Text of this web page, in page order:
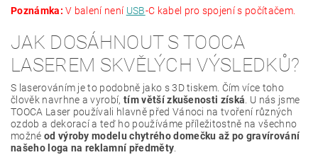
Poznámka: V balení není USB-C kabel pro spojení s počítačem.
JAK DOSÁHNOUT S TOOCA
LASEREM SKVĚLÝCH VÝSLEDKŮ?
S laserováním je to podobně jako s 3D tiskem. Čím více toho
člověk navrhne a vyrobí,tím větší zkušenosti získá . U nás jsme
TOOCA Laser používali hlavně před Vánoci na tvoření různých
ozdob a dekorací a teď ho používáme příležitostně na všechno
možné od výroby modelu chytrého domečku až po gravírování
našeho loga na reklamní předměty